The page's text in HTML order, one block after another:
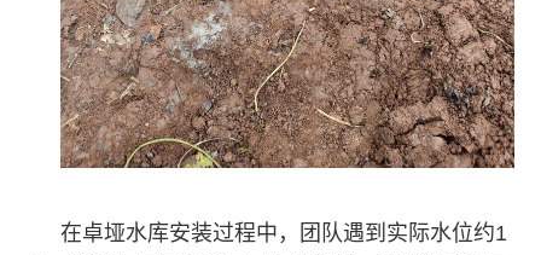
在卓垭水库安装过程中，团队遇到实际水位约1